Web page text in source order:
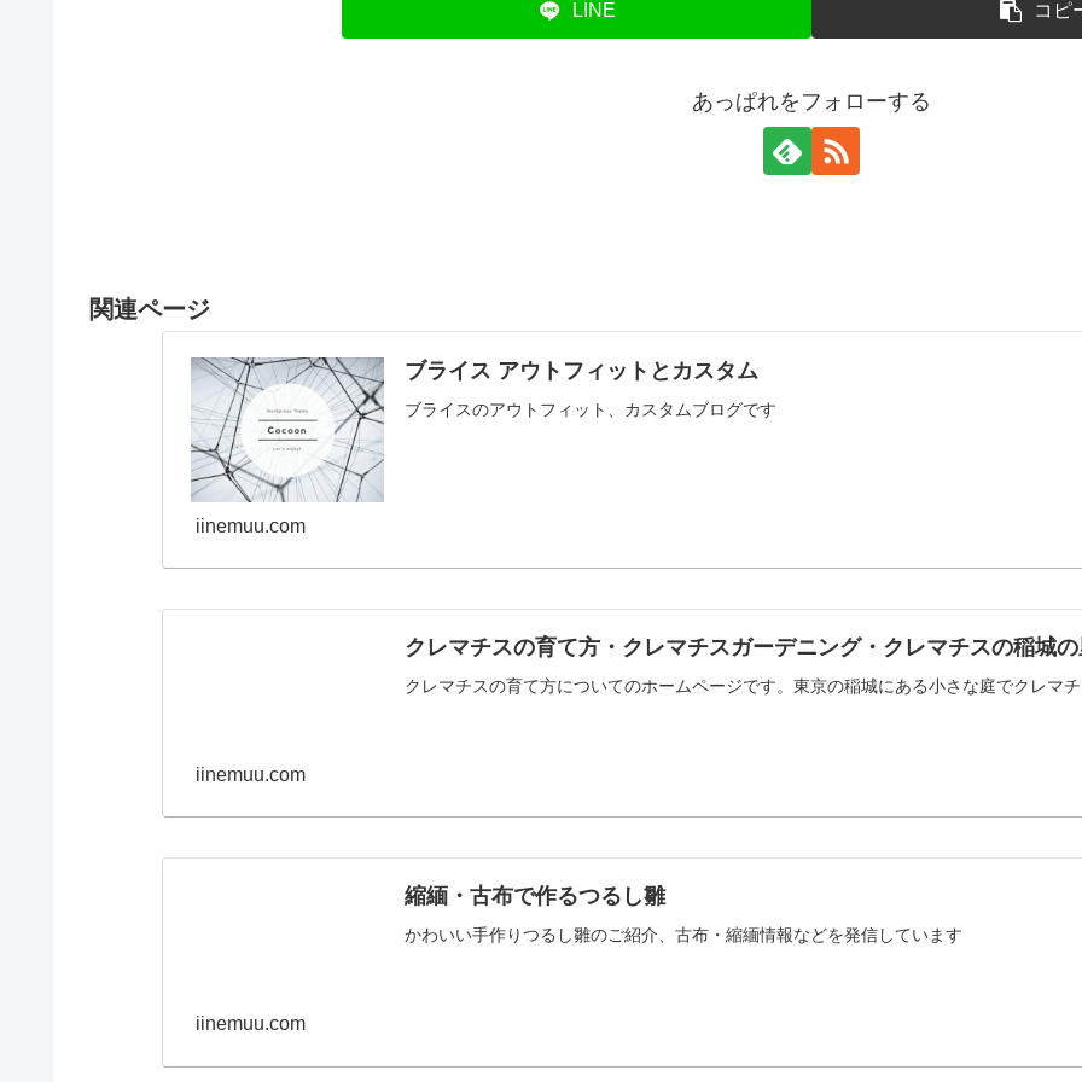
LINE コピ
あっぱれをフォローする
関連ページ
ブライス アウトフィットとカスタム
ブライスのアウトフィット、カスタムブログです
iinemuu.com
クレマチスの育て方・クレマチスガーデニング・クレマチスの稲城
クレマチスの育て方についてのホームページです。東京の稲城にある小さな庭でクレマ
iinemuu.com
縮緬・古布で作るつるし雛
かわいい手作りつるし雛のご紹介、古布・縮緬情報などを発信しています
iinemuu.com